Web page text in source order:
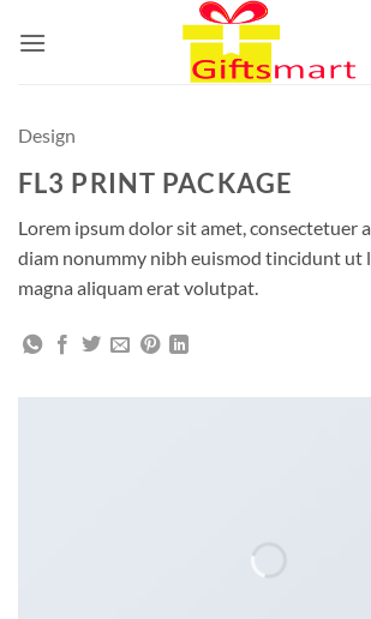
Design
FL3 PRINT PACKAGE
Lorem ipsum dolor sit amet, consectetuer
diam nonummy nibh euismod tincidunt ut
magna aliquam erat volutpat.